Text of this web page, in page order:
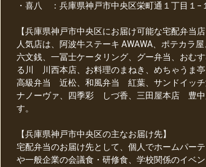
・喜八 ：兵庫県神戸市中央区栄町通１丁目１−
【兵庫県神戸市中央区にお届け可能な宅配弁当店
人気店は、阿波牛ステーキ AWAWA、ポテカラ
六文銭、一冨士ケータリング、グー弁当、お
る川 川西本店、お料理のまねき、めちゃうま
高級弁当 近松、和風弁当 紅葉、サンドイッ
ナノーヴァ、四季彩 しづ香、三田屋本店 豊
す。
【兵庫県神戸市中央区の主なお届け先】
宅配弁当のお届け先として、個人でホームパー
や一般企業の会議食・研修食、学校関係のイベ